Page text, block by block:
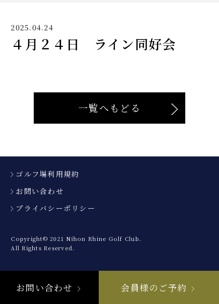
2025.04.24
４月２４日 ライン同好会
一覧へもどる
ゴルフ場利用規約
お問い合わせ
プライバシーポリシー
Copyright© 2021 Nihon Rhine Golf Club.
All Rights Reserved.
お問い合わせ 会員様のご予約